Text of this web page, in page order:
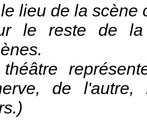
lieu de la scène
le reste de
de l'autre,